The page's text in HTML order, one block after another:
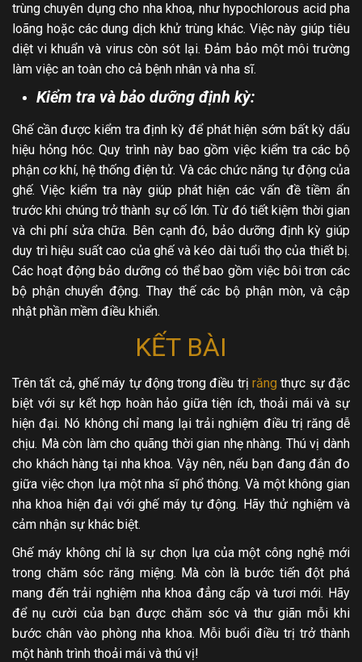
trùng chuyên dụng cho nha khoa, như hypochlorous acid pha
loãng hoặc các dung dịch khử trùng khác. Việc này giúp tiêu
diệt vi khuẩn và virus còn sót lại. Đảm bảo một môi trường
làm việc an toàn cho cả bệnh nhân và nha sĩ.
Kiểm tra và bảo dưỡng định kỳ:
Ghế cần được kiểm tra định kỳ để phát hiện sớm bất kỳ dấu
hiệu hỏng hóc. Quy trình này bao gồm việc kiểm tra các bộ
phận cơ khí, hệ thống điện tử. Và các chức năng tự động của
ghế. Việc kiểm tra này giúp phát hiện các vấn đề tiềm ẩn
trước khi chúng trở thành sự cố lớn. Từ đó tiết kiệm thời gian
và chi phí sửa chữa. Bên cạnh đó, bảo dưỡng định kỳ giúp
duy trì hiệu suất cao của ghế và kéo dài tuổi thọ của thiết bị.
Các hoạt động bảo dưỡng có thể bao gồm việc bôi trơn các
bộ phận chuyển động. Thay thế các bộ phận mòn, và cập
nhật phần mềm điều khiển.
KẾT BÀI
Trên tất cả, ghế máy tự động trong điều trịrăng thực sự đặc
biệt với sự kết hợp hoàn hảo giữa tiện ích, thoải mái và sự
hiện đại. Nó không chỉ mang lại trải nghiệm điều trị răng dễ
chịu. Mà còn làm cho quãng thời gian nhẹ nhàng. Thú vị dành
cho khách hàng tại nha khoa. Vậy nên, nếu bạn đang đắn đo
giữa việc chọn lựa một nha sĩ phổ thông. Và một không gian
nha khoa hiện đại với ghế máy tự động. Hãy thử nghiệm và
cảm nhận sự khác biệt.
Ghế máy không chỉ là sự chọn lựa của một công nghệ mới
trong chăm sóc răng miệng. Mà còn là bước tiến đột phá
mang đến trải nghiệm nha khoa đẳng cấp và tươi mới. Hãy
để nụ cười của bạn được chăm sóc và thư giãn mỗi khi
bước chân vào phòng nha khoa. Mỗi buổi điều trị trở thành
một hành trình thoải mái và thú vị!